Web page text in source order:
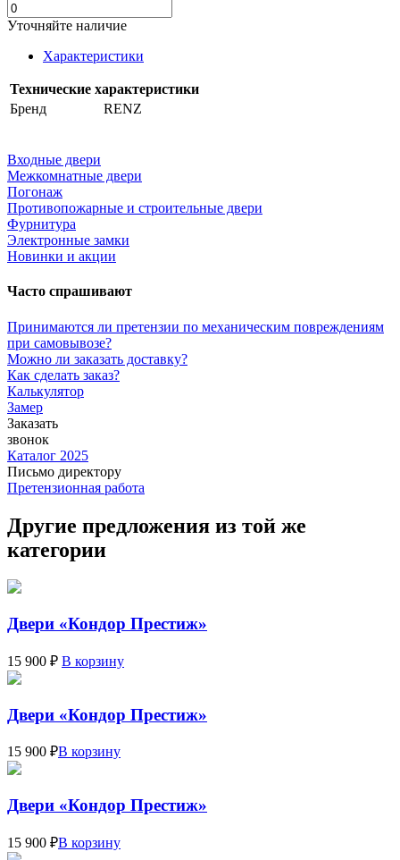
Уточняйте наличие
Характеристики
Технические характеристики
Бренд
RENZ
Входные двери
Межкомнатные двери
Погонаж
Противопожарные и строительные двери
Фурнитура
Электронные замки
Новинки и акции
Часто спрашивают
Принимаются ли претензии по механическим повреждениям
при самовывозе?
Можно ли заказать доставку?
Как сделать заказ?
Калькулятор
Замер
Заказать
звонок
Каталог 2025
Письмо директору
Претензионная работа
Другие предложения из той же
категории
Двери «Кондор Престиж»
15 900 ₽ В корзину
Двери «Кондор Престиж»
15 900 ₽В корзину
Двери «Кондор Престиж»
15 900 ₽В корзину